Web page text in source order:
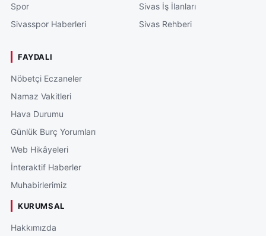
Spor
Sivasspor Haberleri
Sivas İş İlanları
Sivas Rehberi
FAYDALI
Nöbetçi Eczaneler
Namaz Vakitleri
Hava Durumu
Günlük Burç Yorumları
Web Hikâyeleri
İnteraktif Haberler
Muhabirlerimiz
KURUMSAL
Hakkımızda